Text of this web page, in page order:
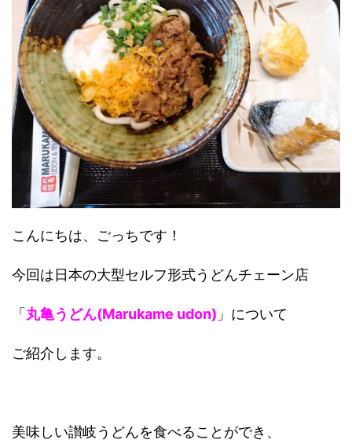
こんにちは、ごっちです！
今回は日本の大型セルフ形式うどんチェーン店
「 丸亀うどん(Marukame udon) 」について
ご紹介します。
美味しい讃岐うどんを食べることができ、